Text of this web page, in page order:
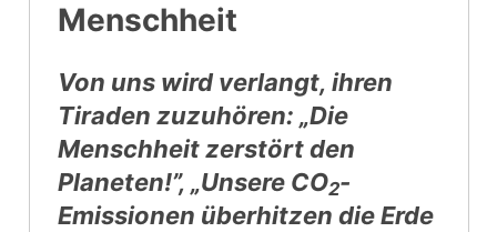
Menschheit
Von uns wird verlangt, ihren
Tiraden zuzuhören: „Die
Menschheit zerstört den
Planeten!”, „Unsere CO2-
Emissionen überhitzen die Erde